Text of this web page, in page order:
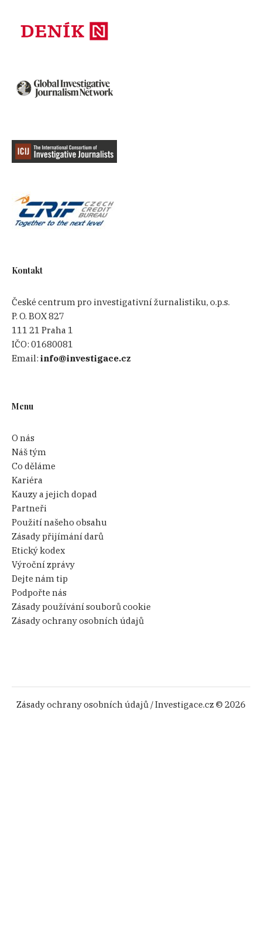
Kontakt
České centrum pro investigativní žurnalistiku, o.p.s.
P. O. BOX 827
111 21 Praha 1
IČO:01680081
Email:info@investigace.cz
Menu
O nás
Náš tým
Co děláme
Kariéra
Kauzy a jejich dopad
Partneři
Použití našeho obsahu
Zásady přijímání darů
Etický kodex
Výroční zprávy
Dejte nám tip
Podpořte nás
Zásady používání souborů cookie
Zásady ochrany osobních údajů
Zásady ochrany osobních údajů / Investigace.cz © 2026